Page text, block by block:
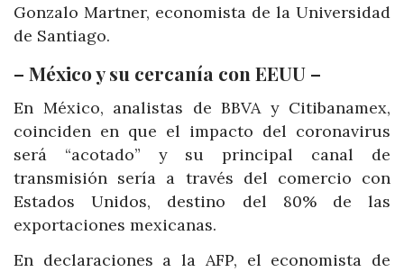
Gonzalo Martner, economista de la Universidad
de Santiago.
– México y su cercanía con EEUU –
En México, analistas de BBVA y Citibanamex,
coinciden en que el impacto del coronavirus
será “acotado” y su principal canal de
transmisión sería a través del comercio con
Estados Unidos, destino del 80% de las
exportaciones mexicanas.
En declaraciones a la AFP, el economista de